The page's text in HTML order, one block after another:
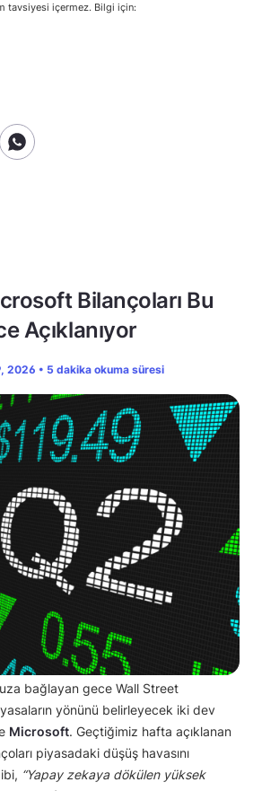
tavsiyesi içermez. Bilgi için:
Bilançoları Bu
Açıklanıyor
2026 • 5 dakika okuma süresi
bağlayan gece Wall Street
yönünü belirleyecek iki dev
Microsoft. Geçtiğimiz hafta açıklanan
piyasadaki düşüş havasını
“Yapay zekaya dökülen yüksek